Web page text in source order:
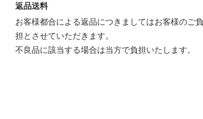
返品送料
お客様都合による返品につきましてはお客様のご負
担とさせていただきます。
不良品に該当する場合は当方で負担いたします。